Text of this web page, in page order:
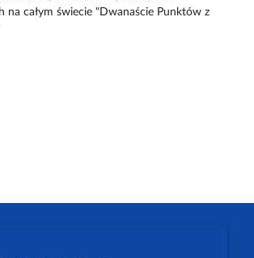
na całym świecie "Dwanaście Punktów z